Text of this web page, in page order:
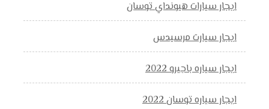
ايجار سيارات هيونداي توسان
ايجار سيارت مرسيدس
ايجار سياره باجيرو 2022
ايجار سياره توسان 2022